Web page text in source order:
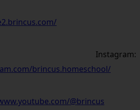
brincus.homeschool/
@brincus